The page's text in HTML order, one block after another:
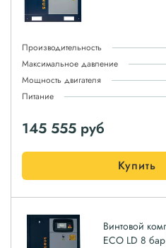
Производительность
Максимальное давление
Мощность двигателя
Питание
145 555 руб
Купить
Винтовой
ЕСО LD 8 бар